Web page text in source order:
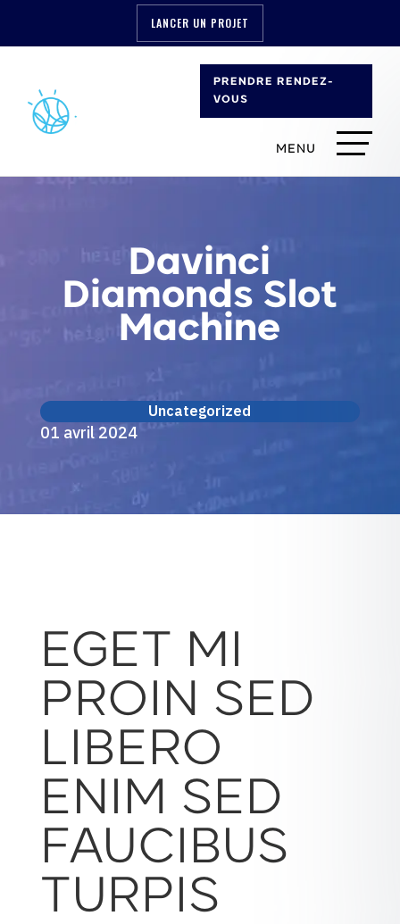
LANCER UN PROJET
PRENDRE RENDEZ-
VOUS
Davinci
Diamonds Slot
Machine
Uncategorized
01 avril 2024
EGET MI
PROIN SED
LIBERO
ENIM SED
FAUCIBUS
TURPIS